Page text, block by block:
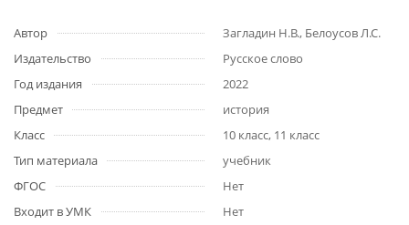
Автор
Загладин Н.В., Белоусов Л.С.
Издательство
Русское слово
Год издания
2022
Предмет
история
Класс
10 класс, 11 класс
Тип материала
учебник
ФГОС
Нет
Входит в УМК
Нет